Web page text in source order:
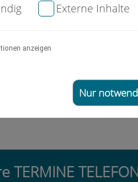
Externe Inhalte
anzeigen
Nur
TERMINE